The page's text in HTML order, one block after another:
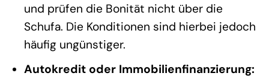
und prüfen die Bonität nicht über die
Schufa. Die Konditionen sind hierbei jedoch
häufig ungünstiger.
Autokredit oder Immobilienfinanzierung: